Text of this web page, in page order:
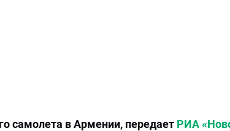
самолета в Армении, передает РИА